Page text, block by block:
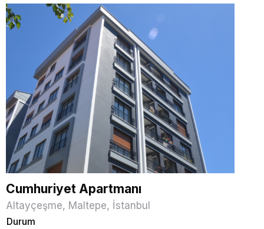
Cumhuriyet Apartmanı
Altayçeşme, Maltepe, İstanbul
Durum